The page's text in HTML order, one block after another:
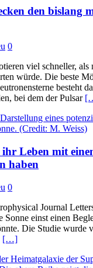
den bislang
0
viel schneller, als
würde. Die beste
besteht
bei dem der Pulsar
Leben mit
haben
0
Journal
Sonne einst einen
Die Studie wurde
[…]